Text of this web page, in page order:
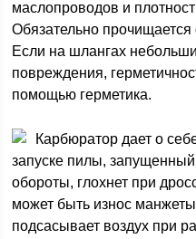
маслопроводов и
Обязательно
Если на шлангах
повреждения,
помощью герметика.
Карбюратор дает о
запуске пилы,
обороты, глохнет при
может быть износ
подсасывает воздух при